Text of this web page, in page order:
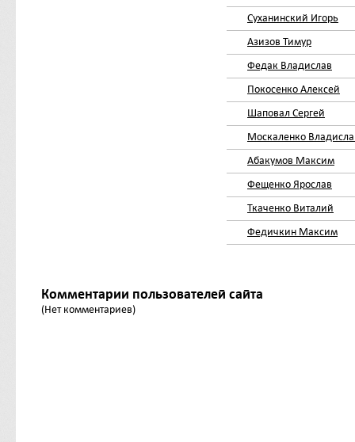
Суханинский Игорь
Азизов Тимур
Федак Владислав
Покосенко Алексей
Шаповал Сергей
Москаленко
Абакумов Максим
Фещенко Ярослав
Ткаченко Виталий
Федичкин Максим
Комментарии пользователей сайта
(Нет комментариев)